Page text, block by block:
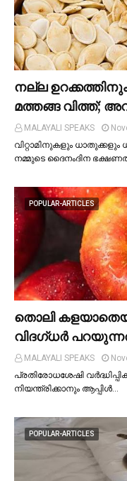
നല്ല
മത്തങ്ങ വിത്ത്;
MALAYALI SPEAKS
വിറ്റാമിനുകളും ധാതുക്കളും
നമ്മുടെ ദൈനംദിന
POPULAR-ARTICLES
തൊലി
വിദഗ്ധര്‍
MALAYALI SPEAKS
പ്രതിരോധശേഷി
നിയന്ത്രിക്കാനും ആപ്പിള്‍…
POPULAR-ARTICLES